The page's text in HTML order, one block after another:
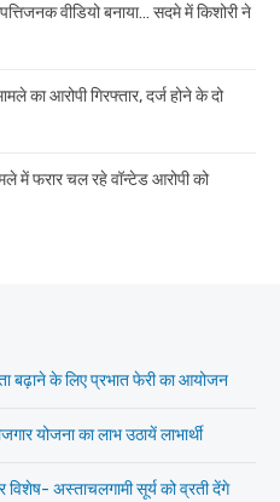
वीडियो बनाया… सदमे में किशोरी ने
का आरोपी गिरफ्तार, दर्ज होने के दो
में फरार चल रहे वॉन्टेड आरोपी को
बढ़ाने के लिए प्रभात फेरी का आयोजन
योजना का लाभ उठायें लाभार्थी
विशेष- अस्ताचलगामी सूर्य को व्रती देंगे